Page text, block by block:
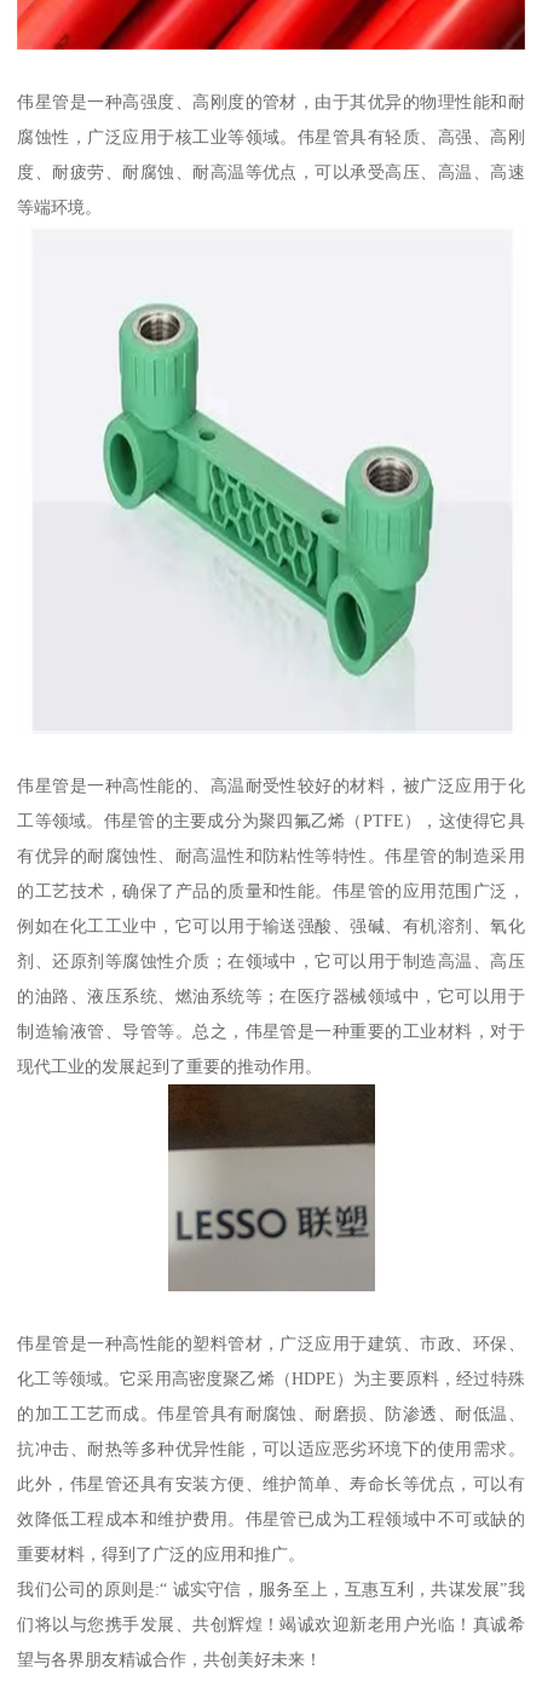
伟星管是一种高强度、高刚度的管材，由于其优异的物理性能和耐
腐蚀性，广泛应用于核工业等领域。伟星管具有轻质、高强、高刚
度、耐疲劳、耐腐蚀、耐高温等优点，可以承受高压、高温、高速
等端环境。
伟星管是一种高性能的、高温耐受性较好的材料，被广泛应用于化
工等领域。伟星管的主要成分为聚四氟乙烯（PTFE），这使得它具
有优异的耐腐蚀性、耐高温性和防粘性等特性。伟星管的制造采用
的工艺技术，确保了产品的质量和性能。伟星管的应用范围广泛，
例如在化工工业中，它可以用于输送强酸、强碱、有机溶剂、氧化
剂、还原剂等腐蚀性介质；在领域中，它可以用于制造高温、高压
的油路、液压系统、燃油系统等；在医疗器械领域中，它可以用于
制造输液管、导管等。总之，伟星管是一种重要的工业材料，对于
现代工业的发展起到了重要的推动作用。
伟星管是一种高性能的塑料管材，广泛应用于建筑、市政、环保、
化工等领域。它采用高密度聚乙烯（HDPE）为主要原料，经过特殊
的加工工艺而成。伟星管具有耐腐蚀、耐磨损、防渗透、耐低温、
抗冲击、耐热等多种优异性能，可以适应恶劣环境下的使用需求。
此外，伟星管还具有安装方便、维护简单、寿命长等优点，可以有
效降低工程成本和维护费用。伟星管已成为工程领域中不可或缺的
重要材料，得到了广泛的应用和推广。
我们公司的原则是:“ 诚实守信，服务至上，互惠互利，共谋发展”我
们将以与您携手发展、共创辉煌！竭诚欢迎新老用户光临！真诚希
望与各界朋友精诚合作，共创美好未来！